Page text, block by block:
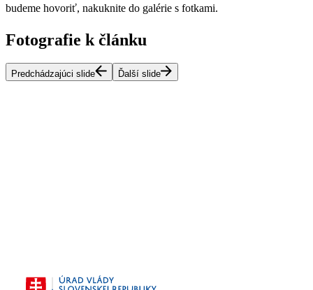
budeme hovoriť, nakuknite do galérie s fotkami.
Fotografie k článku
Predchádzajúci slide Ďalší slide